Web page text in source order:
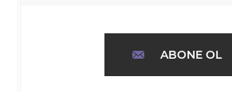
ABONE OL